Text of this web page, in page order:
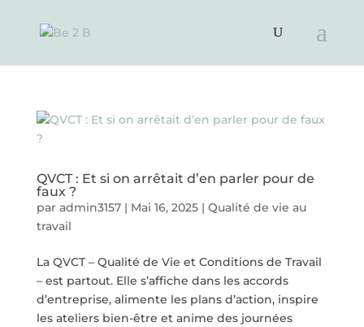
QVCT : Et si on arrêtait d’en parler pour de
faux ?
par admin3157| Mai 16, 2025| Qualité de vie au
travail
La QVCT – Qualité de Vie et Conditions de Travail
– est partout. Elle s’affiche dans les accords
d’entreprise, alimente les plans d’action, inspire
les ateliers bien-être et anime des journées